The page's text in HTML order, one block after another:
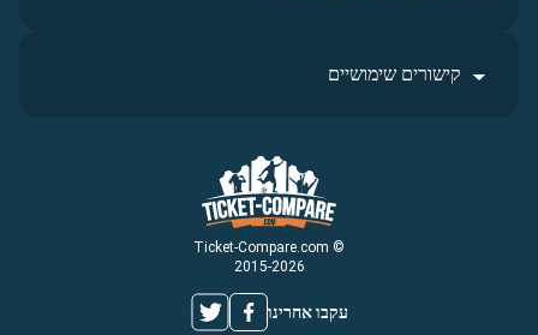
© Ticket-Compare.com
2015-2026
עקבו אחרינו
קישורים שימושיים